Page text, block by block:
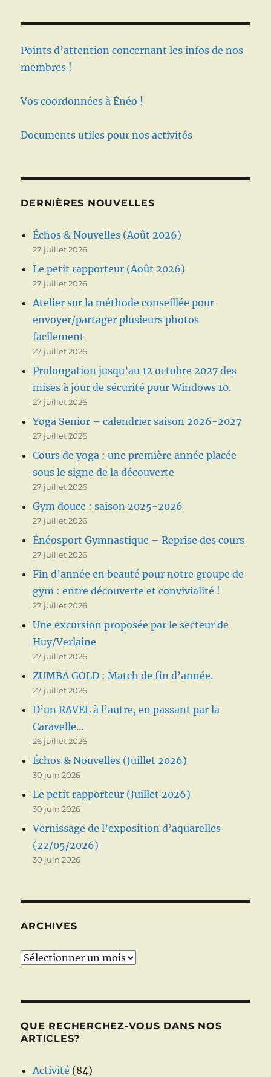
Points d’attention concernant les infos de nos
membres !
Vos coordonnées à Énéo !
Documents utiles pour nos activités
DERNIÈRES NOUVELLES
Échos & Nouvelles (Août 2026)
27 juillet 2026
Le petit rapporteur (Août 2026)
27 juillet 2026
Atelier sur la méthode conseillée pour
envoyer/partager plusieurs photos
facilement
27 juillet 2026
Prolongation jusqu’au 12 octobre 2027 des
mises à jour de sécurité pour Windows 10.
27 juillet 2026
Yoga Senior – calendrier saison 2026-2027
27 juillet 2026
Cours de yoga : une première année placée
sous le signe de la découverte
27 juillet 2026
Gym douce : saison 2025-2026
27 juillet 2026
Énéosport Gymnastique – Reprise des cours
27 juillet 2026
Fin d’année en beauté pour notre groupe de
gym : entre découverte et convivialité !
27 juillet 2026
Une excursion proposée par le secteur de
Huy/Verlaine
27 juillet 2026
ZUMBA GOLD : Match de fin d’année.
27 juillet 2026
D’un RAVEL à l’autre, en passant par la
Caravelle…
26 juillet 2026
Échos & Nouvelles (Juillet 2026)
30 juin 2026
Le petit rapporteur (Juillet 2026)
30 juin 2026
Vernissage de l’exposition d’aquarelles
(22/05/2026)
30 juin 2026
ARCHIVES
Archives
QUE RECHERCHEZ-VOUS DANS NOS
ARTICLES?
Activité (84)